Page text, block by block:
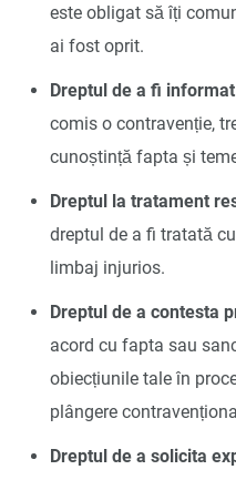
este obligat să îți
ai fost oprit.
Dreptul de a fi
comis o contravenție,
cunoștință fapta și
Dreptul la tratament
dreptul de a fi tratată
limbaj injurios.
Dreptul de a contesta
acord cu fapta sau
obiecțiunile tale în
plângere
Dreptul de a solicita